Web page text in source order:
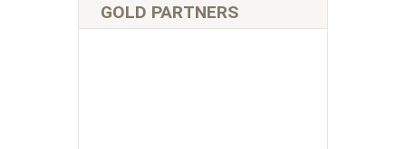
GOLD PARTNERS